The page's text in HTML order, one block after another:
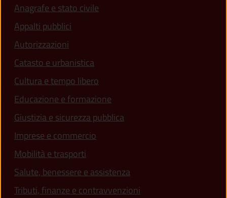
Anagrafe e stato civile
Appalti pubblici
Autorizzazioni
Catasto e urbanistica
Cultura e tempo libero
Educazione e formazione
Giustizia e sicurezza pubblica
Imprese e commercio
Mobilità e trasporti
Salute, benessere e assistenza
Tributi, finanze e contravvenzioni